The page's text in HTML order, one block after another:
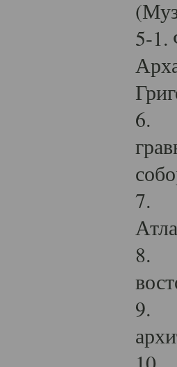
5-1.
6.
7.
8.
9.